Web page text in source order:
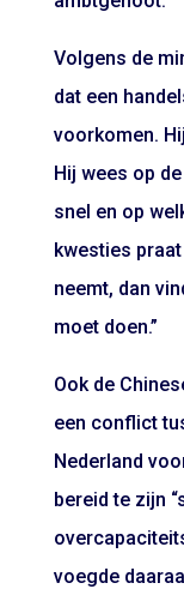
Volgens de
dat een
voorkomen.
Hij wees op
snel en op
kwesties
neemt, dan
moet doen.”
Ook de
een conflict
Nederland
bereid te zijn
voegde